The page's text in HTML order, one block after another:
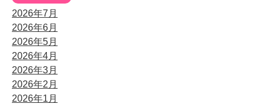
2026年7月
2026年6月
2026年5月
2026年4月
2026年3月
2026年2月
2026年1月